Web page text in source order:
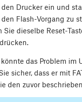
Drucker ein und
Flash-Vorgang zu
dieselbe Reset-
das Problem
sicher, dass er mit
den zuvor